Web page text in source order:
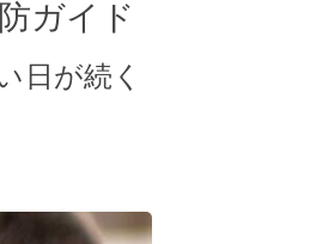
ガイド
日が続く